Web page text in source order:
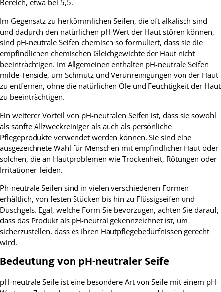
Bereich, etwa bei 5,5.
Im Gegensatz zu herkömmlichen Seifen, die oft alkalisch sind
und dadurch den natürlichen pH-Wert der Haut stören können,
sind pH-neutrale Seifen chemisch so formuliert, dass sie die
empfindlichen chemischen Gleichgewichte der Haut nicht
beeinträchtigen. Im Allgemeinen enthalten pH-neutrale Seifen
milde Tenside, um Schmutz und Verunreinigungen von der Haut
zu entfernen, ohne die natürlichen Öle und Feuchtigkeit der Haut
zu beeinträchtigen.
Ein weiterer Vorteil von pH-neutralen Seifen ist, dass sie sowohl
als sanfte Allzweckreiniger als auch als persönliche
Pflegeprodukte verwendet werden können. Sie sind eine
ausgezeichnete Wahl für Menschen mit empfindlicher Haut oder
solchen, die an Hautproblemen wie Trockenheit, Rötungen oder
Irritationen leiden.
Ph-neutrale Seifen sind in vielen verschiedenen Formen
erhältlich, von festen Stücken bis hin zu Flüssigseifen und
Duschgels. Egal, welche Form Sie bevorzugen, achten Sie darauf,
dass das Produkt als pH-neutral gekennzeichnet ist, um
sicherzustellen, dass es Ihren Hautpflegebedürfnissen gerecht
wird.
Bedeutung von pH-neutraler Seife
pH-neutrale Seife ist eine besondere Art von Seife mit einem pH-